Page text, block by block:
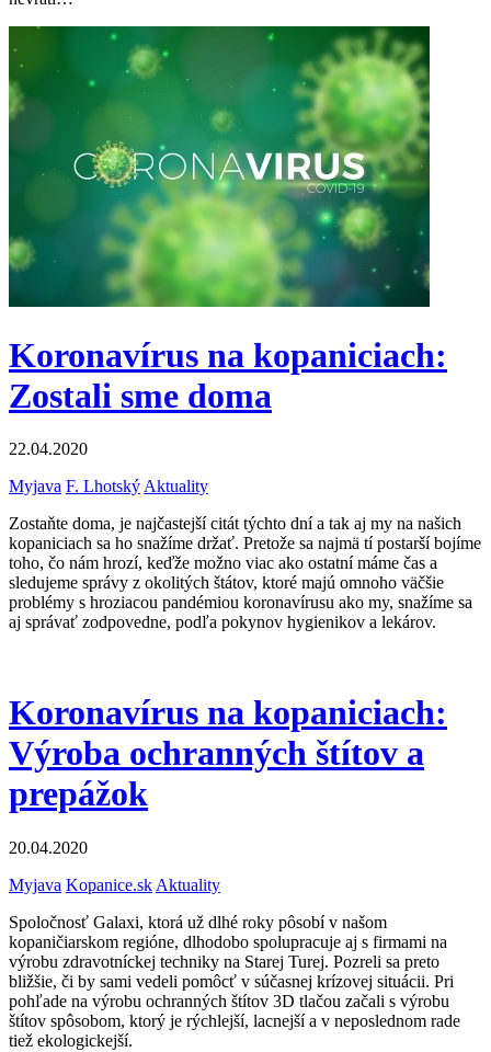
Koronavírus na kopaniciach:
Zostali sme doma
22.04.2020
Myjava F. Lhotský Aktuality
Zostaňte doma, je najčastejší citát týchto dní a tak aj my na našich
kopaniciach sa ho snažíme držať. Pretože sa najmä tí postarší bojíme
toho, čo nám hrozí, keďže možno viac ako ostatní máme čas a
sledujeme správy z okolitých štátov, ktoré majú omnoho väčšie
problémy s hroziacou pandémiou koronavírusu ako my, snažíme sa
aj správať zodpovedne, podľa pokynov hygienikov a lekárov.
Koronavírus na kopaniciach:
Výroba ochranných štítov a
prepážok
20.04.2020
Myjava Kopanice.sk Aktuality
Spoločnosť Galaxi, ktorá už dlhé roky pôsobí v našom
kopaničiarskom regióne, dlhodobo spolupracuje aj s firmami na
výrobu zdravotníckej techniky na Starej Turej. Pozreli sa preto
bližšie, či by sami vedeli pomôcť v súčasnej krízovej situácii. Pri
pohľade na výrobu ochranných štítov 3D tlačou začali s výrobu
štítov spôsobom, ktorý je rýchlejší, lacnejší a v neposlednom rade
tiež ekologickejší.